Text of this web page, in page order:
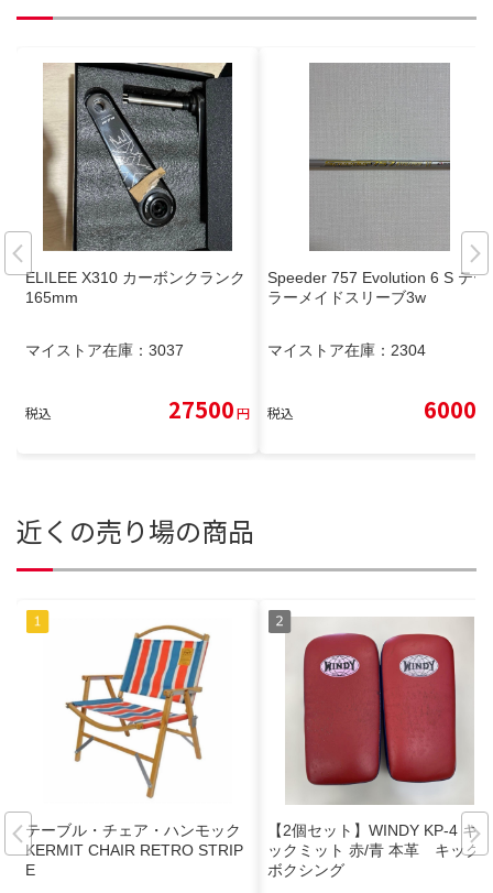
ELILEE X310 カーボンクランク
165mm
マイストア在庫： 3037
税込 27500円
Speeder 757 Evolution 6 S テー
ラーメイドスリーブ3w
マイストア在庫： 2304
税込 6000
近くの売り場の商品
テーブル・チェア・ハンモック
KERMIT CHAIR RETRO STRIP
E
【2個セット】WINDY KP-4 キ
ックミット 赤/青 本革 キック
ボクシング